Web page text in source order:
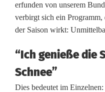
r
e
z
e
erfunden von unserem
verbirgt sich ein
der Saison wirkt:
“Ich genieße die
Schnee”
Dies bedeutet im